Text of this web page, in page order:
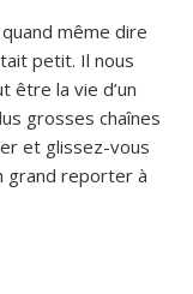
même dire
petit. Il nous
être la vie d’un
grosses chaînes
et glissez-vous
grand reporter à